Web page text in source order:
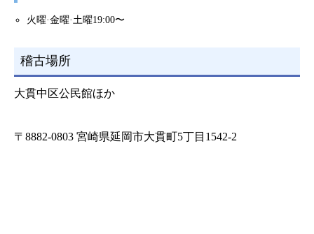
火曜·金曜·土曜19:00〜
稽古場所
大貫中区公民館ほか
〒8882-0803 宮崎県延岡市大貫町5丁目1542-2